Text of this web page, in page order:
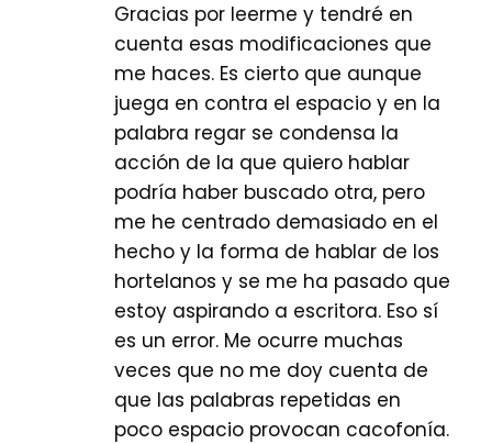
Gracias por leerme y tendré en
cuenta esas modificaciones que
me haces. Es cierto que aunque
juega en contra el espacio y en la
palabra regar se condensa la
acción de la que quiero hablar
podría haber buscado otra, pero
me he centrado demasiado en el
hecho y la forma de hablar de los
hortelanos y se me ha pasado que
estoy aspirando a escritora. Eso sí
es un error. Me ocurre muchas
veces que no me doy cuenta de
que las palabras repetidas en
poco espacio provocan cacofonía.